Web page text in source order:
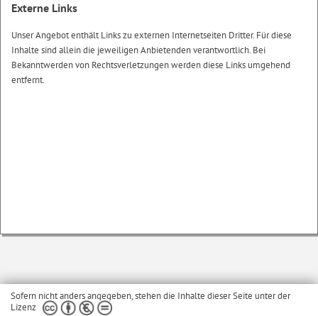
Externe Links
Unser Angebot enthält Links zu externen Internetseiten Dritter. Für diese
Inhalte sind allein die jeweiligen Anbietenden verantwortlich. Bei
Bekanntwerden von Rechtsverletzungen werden diese Links umgehend
entfernt.
Sofern nicht anders angegeben, stehen die Inhalte dieser Seite unter der
Lizenz